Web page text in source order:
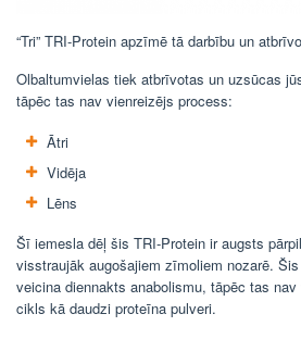
“Tri” TRI-Protein apzīmē tā darbību un
Olbaltumvielas tiek atbrīvotas un uzsūcas
tāpēc tas nav vienreizējs process:
Ātri
Vidēja
Lēns
Šī iemesla dēļ šis TRI-Protein ir augsts
visstraujāk augošajiem zīmoliem nozarē.
veicina diennakts anabolismu, tāpēc tas
cikls kā daudzi proteīna pulveri.